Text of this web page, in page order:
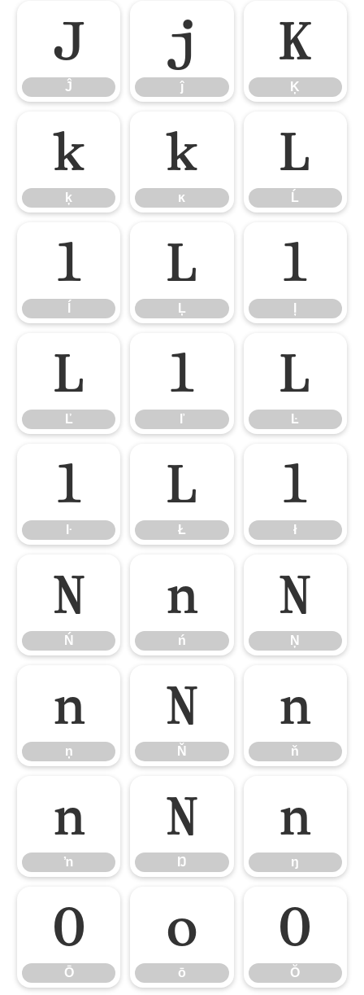
Ĵ
Ĵ
ĵ
ĵ
Ķ
Ķ
ķ
ķ
ĸ
ĸ
Ĺ
Ĺ
ĺ Ļ
Ļ
ļ
Ľ
Ľ
ľ
ľ
Ŀ
Ŀ
ŀ
ŀ
Ł
Ł
ł
ł
Ń
Ń
ń
ń
Ņ
Ņ
ņ
ņ
Ň
Ň
ň
ň
ŉ
ŉ
Ŋ
Ŋ
ŋ
ŋ
Ō
Ō
ō
ō
Ŏ
Ŏ